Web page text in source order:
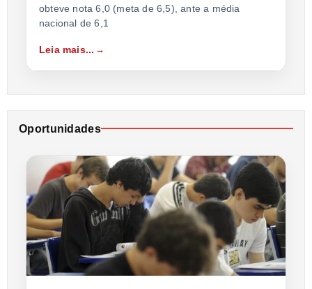
obteve nota 6,0 (meta de 6,5), ante a média
nacional de 6,1
Leia mais...
Oportunidades